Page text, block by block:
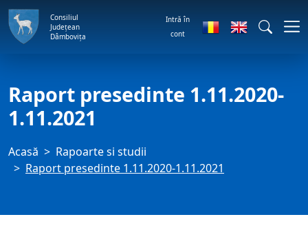
Consiliul
Județean
Dâmbovița
Intră în
cont
Raport presedinte 1.11.2020-
1.11.2021
Acasă
Rapoarte si studii
Raport presedinte 1.11.2020-1.11.2021